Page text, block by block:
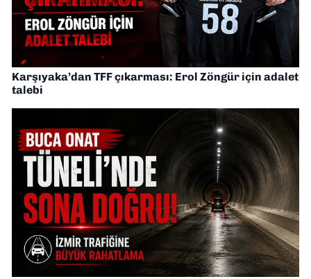
Karşıyaka’dan TFF çıkarması: Erol Zöngür için adalet
talebi